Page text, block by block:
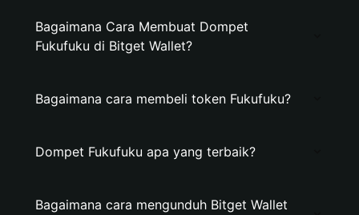
Bagaimana Cara Membuat Dompet
Fukufuku di Bitget Wallet?
Bagaimana cara membeli token Fukufuku?
Dompet Fukufuku apa yang terbaik?
Bagaimana cara mengunduh Bitget Wallet